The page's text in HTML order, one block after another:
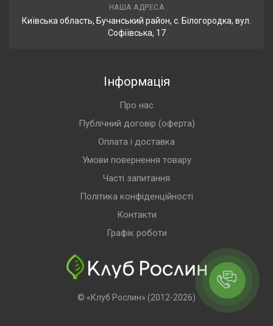
НАША АДРЕСА
Київська область, Бучанський район, с. Білогородка, вул.
Софіївська, 17
Інформація
Про нас
Публічний договір (оферта)
Оплата і доставка
Умови повернення товару
Часті запитання
Політика конфіденційності
Контакти
Графік роботи
© «Клуб Рослин» (2012-2026)